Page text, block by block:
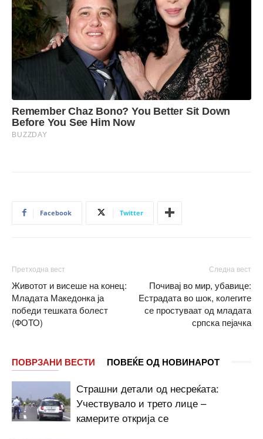
Facebook Twitter
Претходна вест
Животот и висеше на конец:
Младата Македонка ја
победи тешката болест
(ФОТО)
Следна вест
Почивај во мир, убавице:
Eстрадата во шок, колегите
се простуваат од младата
српска пејачка
ПОВРЗАНИ ВЕСТИ ПОВЕЌЕ ОД НОВИНАРОТ
Страшни детали од несреќата:
Учествувало и трето лице –
камерите открија се